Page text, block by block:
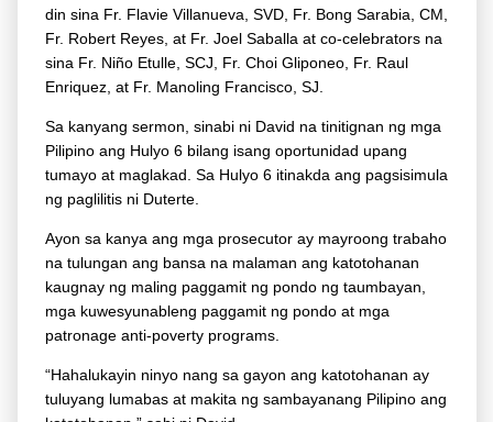
din sina Fr. Flavie Villanueva, SVD, Fr. Bong Sarabia, CM,
Fr. Robert Reyes, at Fr. Joel Saballa at co-celebrators na
sina Fr. Niño Etulle, SCJ, Fr. Choi Gliponeo, Fr. Raul
Enriquez, at Fr. Manoling Francisco, SJ.
Sa kanyang sermon, sinabi ni David na tinitignan ng mga
Pilipino ang Hulyo 6 bilang isang oportunidad upang
tumayo at maglakad. Sa Hulyo 6 itinakda ang pagsisimula
ng paglilitis ni Duterte.
Ayon sa kanya ang mga prosecutor ay mayroong trabaho
na tulungan ang bansa na malaman ang katotohanan
kaugnay ng maling paggamit ng pondo ng taumbayan,
mga kuwesyunableng paggamit ng pondo at mga
patronage anti-poverty programs.
“Hahalukayin ninyo nang sa gayon ang katotohanan ay
tuluyang lumabas at makita ng sambayanang Pilipino ang